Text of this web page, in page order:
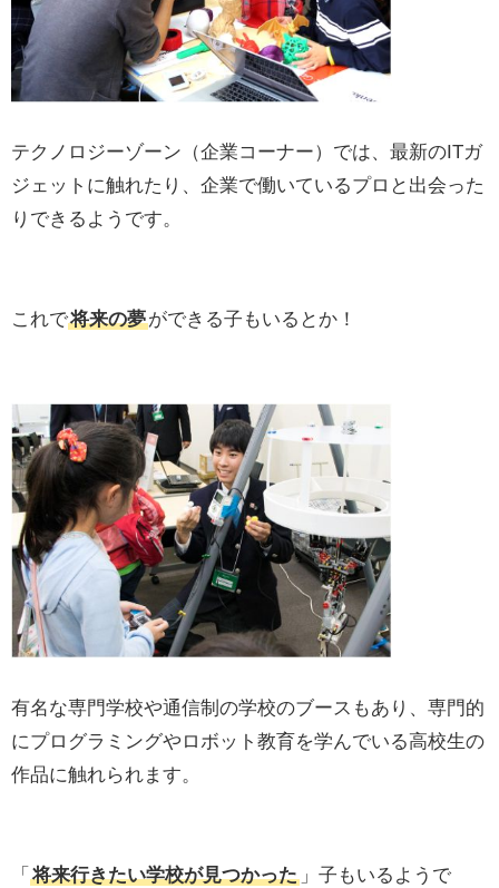
テクノロジーゾーン（企業コーナー）では、最新のITガ
ジェットに触れたり、企業で働いているプロと出会った
りできるようです。
これで将来の夢ができる子もいるとか！
有名な専門学校や通信制の学校のブースもあり、専門的
にプログラミングやロボット教育を学んでいる高校生の
作品に触れられます。
「 将来行きたい学校が見つかった」子もいるようで